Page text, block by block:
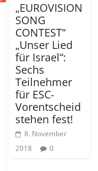
„EUROVISION
SONG
CONTEST“
„Unser Lied
für Israel“:
Sechs
Teilnehmer
für ESC-
Vorentscheid
stehen fest!
8. November
2018
0